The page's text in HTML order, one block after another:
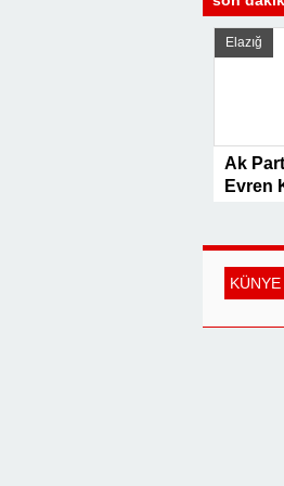
Elazığ
Ak
Evren
KÜNYE